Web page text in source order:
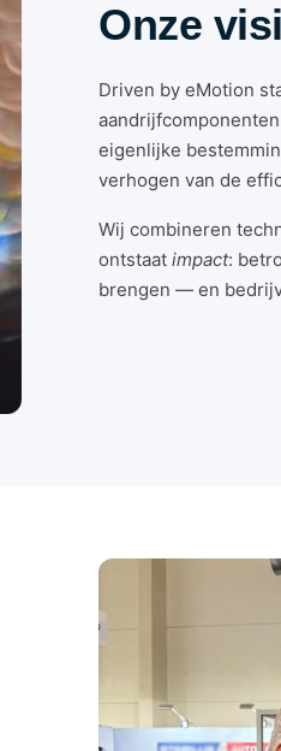
Onze
Driven by eMotion
eigenlijke
verhogen van de
Wij combineren
ontstaat impact:
brengen — en